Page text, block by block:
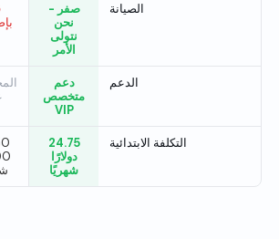
الصيانة
صفر -
نحن
نتولى
الأمر
الدعم
دعم
متخصص
VIP
التكلفة الابتدائية
24.75
دولارًا
شهريًا